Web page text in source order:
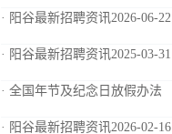
· 阳谷最新招聘资讯2026-06-22
· 阳谷最新招聘资讯2025-03-31
· 全国年节及纪念日放假办法
· 阳谷最新招聘资讯2026-02-16